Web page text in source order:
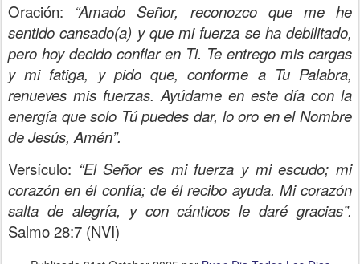
Oración: “Amado Señor, reconozco que me he
sentido cansado(a) y que mi fuerza se ha debilitado,
pero hoy decido confiar en Ti. Te entrego mis cargas
y mi fatiga, y pido que, conforme a Tu Palabra,
renueves mis fuerzas. Ayúdame en este día con la
energía que solo Tú puedes dar, lo oro en el Nombre
de Jesús, Amén”.
Versículo: “El Señor es mi fuerza y mi escudo; mi
corazón en él confía; de él recibo ayuda. Mi corazón
salta de alegría, y con cánticos le daré gracias”.
Salmo 28:7 (NVI)